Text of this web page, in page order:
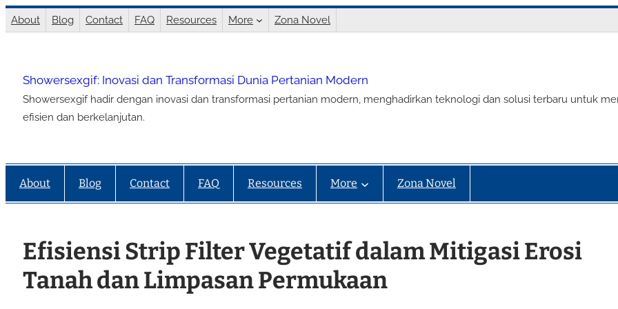
Lewati
ke
About Blog Contact FAQ Resources More Zona Novel
Showersexgif: Inovasi dan Transformasi Dunia Pertanian Modern
Showersexgif hadir dengan inovasi dan transformasi pertanian modern, menghadirkan teknologi dan solusi terbaru untuk
efisien dan berkelanjutan.
About Blog Contact FAQ Resources More Zona Novel
Efisiensi Strip Filter Vegetatif dalam Mitigasi Erosi
Tanah dan Limpasan Permukaan